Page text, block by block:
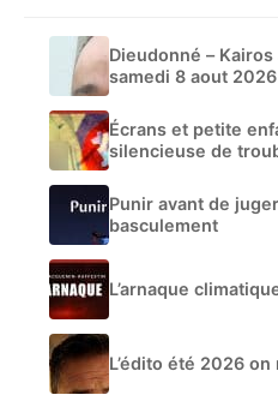
Dieudonné –
samedi 8 aout 2026
Écrans et petite
silencieuse de
Punir avant de
basculement
L’arnaque
L’édito été 2026